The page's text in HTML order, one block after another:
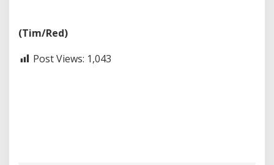
(Tim/Red)
Post Views: 1,043